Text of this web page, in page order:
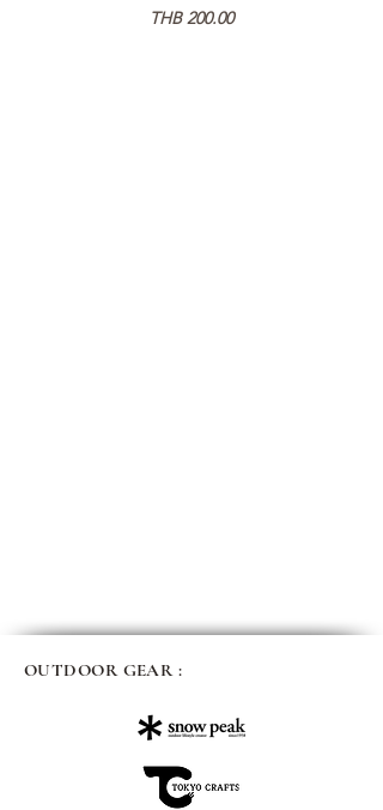
価格
THB 200.00
OUTDOOR GEAR :